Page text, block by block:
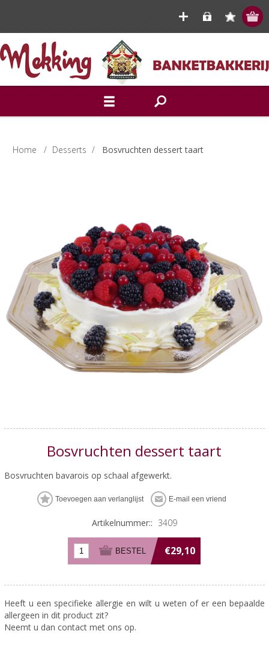
Home / Desserts / Bosvruchten dessert taart
Bosvruchten dessert taart
Bosvruchten bavarois op schaal afgewerkt.
Artikelnummer:: 3409
€29,10
Heeft u een specifieke allergie en wilt u weten of er een bepaalde
allergeen in dit product zit?
Neemt u dan contact met ons op.